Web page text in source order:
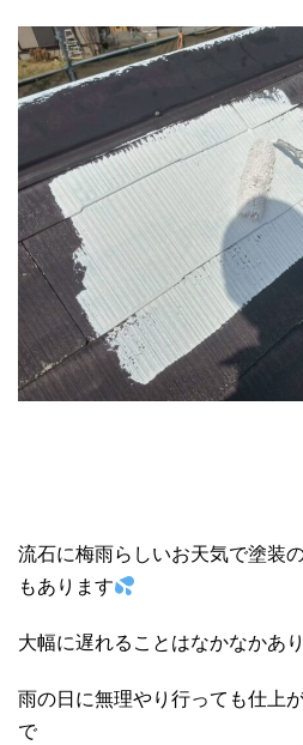
流石に梅雨らしいお天気で塗装
もあります
大幅に遅れることはなかなかあ
雨の日に無理やり行っても仕上
で